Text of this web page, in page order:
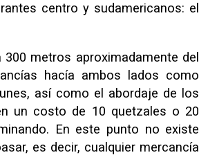
centro y sudamericanos: el
metros aproximadamente del
hacía ambos lados como
así como el abordaje de los
un costo de 10 quetzales o 20
En este punto no existe
es decir, cualquier mercancía